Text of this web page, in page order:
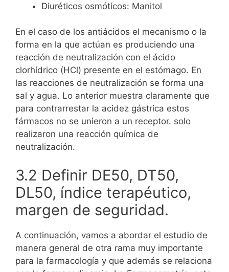
Diuréticos osmóticos: Manitol
En el caso de los antiácidos el mecanismo o la
forma en la que actúan es produciendo una
reacción de neutralización con el ácido
clorhídrico (HCl) presente en el estómago. En
las reacciones de neutralización se forma una
sal y agua. Lo anterior muestra claramente que
para contrarrestar la acidez gástrica estos
fármacos no se unieron a un receptor. solo
realizaron una reacción química de
neutralización.
3.2 Definir DE50, DT50,
DL50, índice terapéutico,
margen de seguridad.
A continuación, vamos a abordar el estudio de
manera general de otra rama muy importante
para la farmacología y que además se relaciona